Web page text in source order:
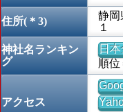
住所(＊3)
静岡
１
神社名ランキン
グ
日
順位
アクセス